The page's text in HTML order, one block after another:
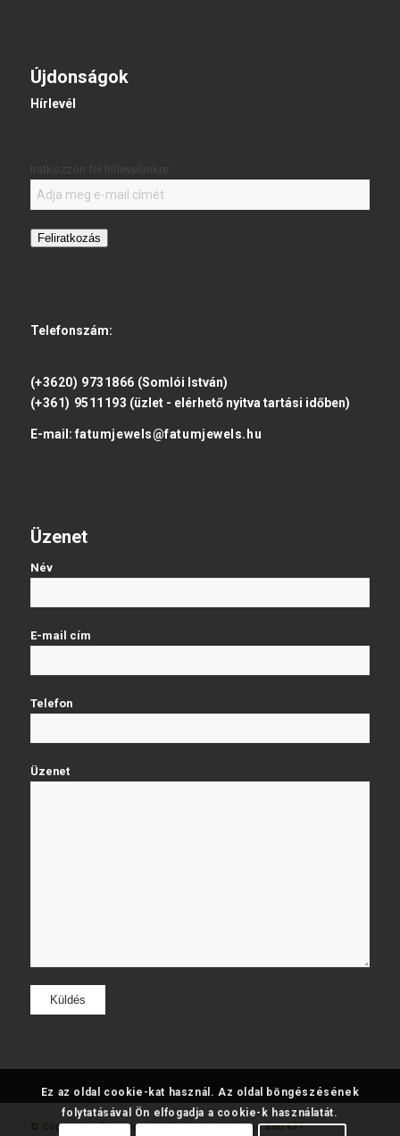
Újdonságok
Hírlevél
Feliratkozás
Telefonszám:
(+3620) 9731866 (Somlói István)
(+361) 9511193 (üzlet - elérhető nyitva tartási időben)
E-mail: fatumjewels@fatumjewels.hu
Üzenet
Név
E-mail cím
Telefon
Üzenet
© Copyright - FatumjewelsKészítette: Web and Seo KFT.
Ez az oldal cookie-kat használ. Az oldal böngészésének
folytatásával Ön elfogadja a cookie-k használatát.